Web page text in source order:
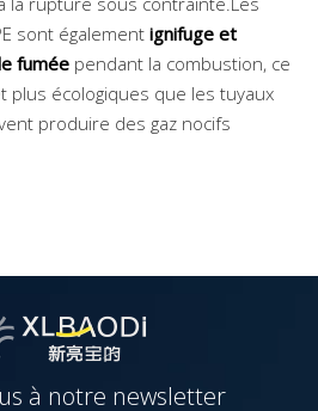
​​sont également ignifuge et
fumée pendant la combustion, ce
plus écologiques que les tuyaux
produire des gaz nocifs
à notre newsletter